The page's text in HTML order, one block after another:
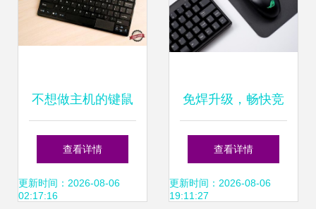
不想做主机的键鼠
不是好外设——三
角形电脑轻体验测
查看详情
更新时间：2026-08-06
02:17:16
免焊升级，畅快竞
技——华硕ROG影
刃2游戏鼠标深度
查看详情
更新时间：2026-08-06
19:11:27